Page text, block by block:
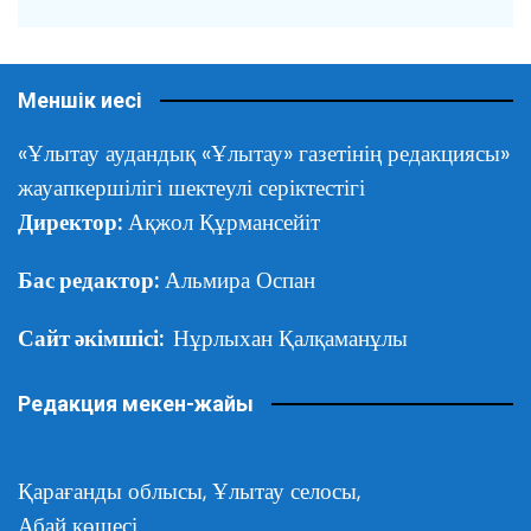
Меншік иесі
«Ұлытау аудандық «Ұлытау» газетінің редакциясы»
жауапкершілігі шектеулі серіктестігі
Директор: Ақжол Құрмансейіт
Бас редактор: Альмира Оспан
Сайт әкімшісі: Нұрлыхан Қалқаманұлы
Редакция мекен-жайы
Қарағанды облысы, Ұлытау селосы,